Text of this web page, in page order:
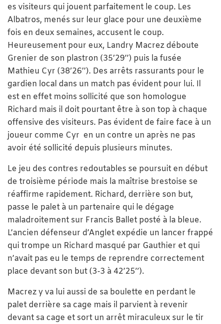
es visiteurs qui jouent parfaitement le coup. Les
Albatros, menés sur leur glace pour une deuxième
fois en deux semaines, accusent le coup.
Heureusement pour eux, Landry Macrez déboute
Grenier de son plastron (35’29’’) puis la fusée
Mathieu Cyr (38’26’’). Des arrêts rassurants pour le
gardien local dans un match pas évident pour lui. Il
est en effet moins sollicité que son homologue
Richard mais il doit pourtant être à son top à chaque
offensive des visiteurs. Pas évident de faire face à un
joueur comme Cyr en un contre un après ne pas
avoir été sollicité depuis plusieurs minutes.
Le jeu des contres redoutables se poursuit en début
de troisième période mais la maîtrise brestoise se
réaffirme rapidement. Richard, derrière son but,
passe le palet à un partenaire qui le dégage
maladroitement sur Francis Ballet posté à la bleue.
L’ancien défenseur d’Anglet expédie un lancer frappé
qui trompe un Richard masqué par Gauthier et qui
n’avait pas eu le temps de reprendre correctement
place devant son but (3-3 à 42’25’’).
Macrez y va lui aussi de sa boulette en perdant le
palet derrière sa cage mais il parvient à revenir
devant sa cage et sort un arrêt miraculeux sur le tir